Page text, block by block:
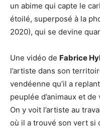
un abime qui capte le
étoilé, superposé à la
2020), qui se devine
Une vidéo de Fabrice
l’artiste dans son
vendéenne qu’il a
peuplée d’animaux et
On y voit l’artiste au
où il a trouvé son vert si